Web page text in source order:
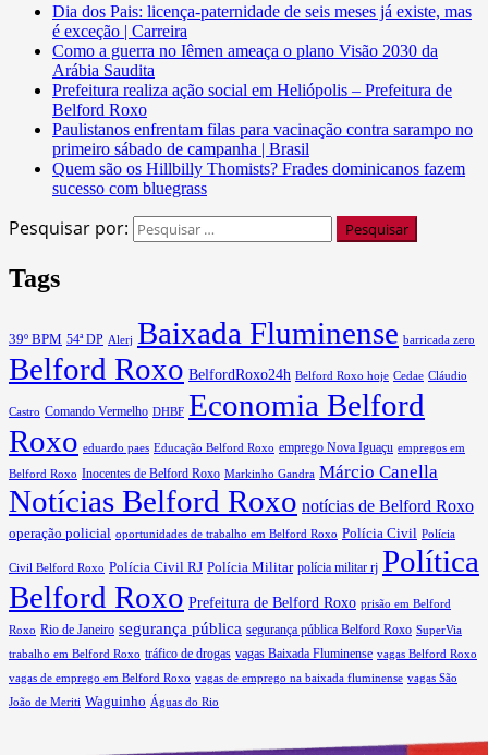
Dia dos Pais: licença-paternidade de seis meses já existe, mas
é exceção | Carreira
Como a guerra no Iêmen ameaça o plano Visão 2030 da
Arábia Saudita
Prefeitura realiza ação social em Heliópolis – Prefeitura de
Belford Roxo
Paulistanos enfrentam filas para vacinação contra sarampo no
primeiro sábado de campanha | Brasil
Quem são os Hillbilly Thomists? Frades dominicanos fazem
sucesso com bluegrass
Pesquisar por:
Tags
39º BPM 54ª DP Alerj Baixada Fluminense barricada zero
Belford Roxo BelfordRoxo24h Belford Roxo hoje Cedae Cláudio
Castro Comando Vermelho DHBF Economia Belford
Roxo eduardo paes Educação Belford Roxo emprego Nova Iguaçu empregos em
Belford Roxo Inocentes de Belford Roxo Markinho Gandra Márcio Canella
Notícias Belford Roxo notícias de Belford Roxo
operação policial oportunidades de trabalho em Belford Roxo Polícia Civil Polícia
Civil Belford Roxo Polícia Civil RJ Polícia Militar polícia militar rj Política
Belford Roxo Prefeitura de Belford Roxo prisão em Belford
Roxo Rio de Janeiro segurança pública segurança pública Belford Roxo SuperVia
trabalho em Belford Roxo tráfico de drogas vagas Baixada Fluminense vagas Belford Roxo
vagas de emprego em Belford Roxo vagas de emprego na baixada fluminense vagas São
João de Meriti Waguinho Águas do Rio